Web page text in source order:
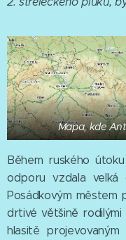
Mapa, kde
Během ruského
odporu vzdala velká
Posádkovým
drtivé většině rodilými
hlasitě